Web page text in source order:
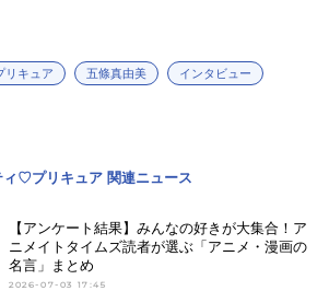
リキュア 五條真由美 インタビュー
ィ♡プリキュア 関連ニュース
【アンケート結果】みんなの好きが大集合！ア
ニメイトタイムズ読者が選ぶ「アニメ・漫画の
名言」まとめ
2026-07-03 17:45